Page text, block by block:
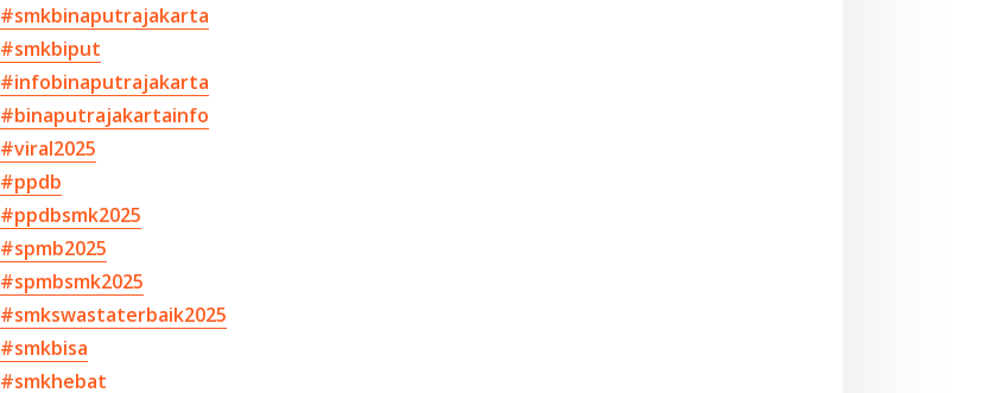
#smkbinaputrajakarta
#smkbiput
#infobinaputrajakarta
#binaputrajakartainfo
#viral2025
#ppdb
#ppdbsmk2025
#spmb2025
#spmbsmk2025
#smkswastaterbaik2025
#smkbisa
#smkhebat